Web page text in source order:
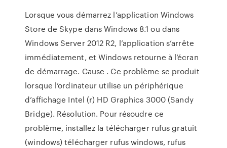
Lorsque vous démarrez l’application Windows
Store de Skype dans Windows 8.1 ou dans
Windows Server 2012 R2, l’application s’arrête
immédiatement, et Windows retourne à l’écran
de démarrage. Cause . Ce problème se produit
lorsque l’ordinateur utilise un périphérique
d’affichage Intel (r) HD Graphics 3000 (Sandy
Bridge). Résolution. Pour résoudre ce
problème, installez la télécharger rufus gratuit
(windows) télécharger rufus windows, rufus